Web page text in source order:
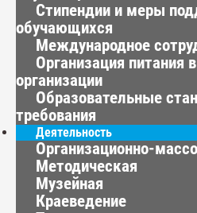
Стипендии и меры
обучающихся
Международное
Организация питания
организации
Образовательные
требования
Деятельность
Организационно-
Методическая
Музейная
Краеведение